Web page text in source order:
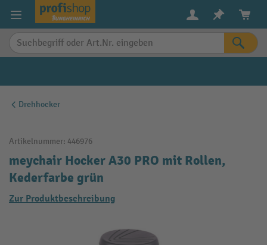
springen
Drehhocker
Artikelnummer: 446976
meychair Hocker A30 PRO mit Rollen,
Kederfarbe grün
Zur Produktbeschreibung